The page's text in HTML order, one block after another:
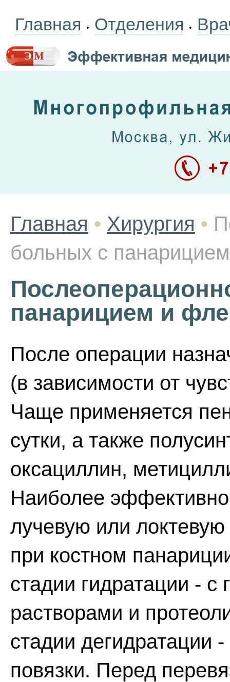
Главная • Отделения •
Главная • Хирургия •
больных с
панарицием и
После операции
(в зависимости от
Чаще применяется
сутки, а также
оксациллин,
Наиболее эффективно
лучевую или
при костном
стадии гидратации - с
растворами и
стадии дегидратации
повязки. Перед